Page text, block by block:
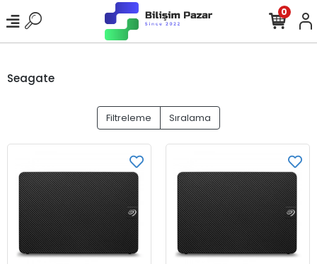
0
Seagate
Filtreleme Sıralama